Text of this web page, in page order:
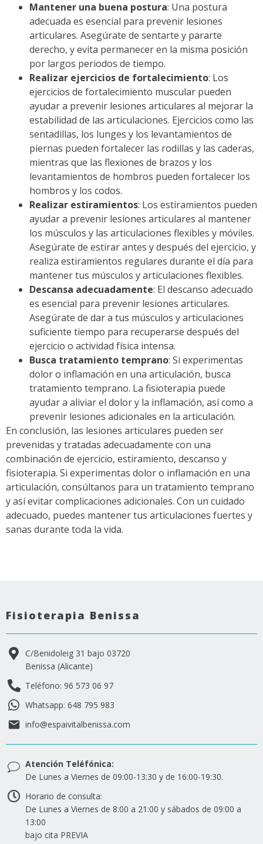
Mantener una buena postura: Una postura
adecuada es esencial para prevenir lesiones
articulares. Asegúrate de sentarte y pararte
derecho, y evita permanecer en la misma posición
por largos periodos de tiempo.
Realizar ejercicios de fortalecimiento: Los
ejercicios de fortalecimiento muscular pueden
ayudar a prevenir lesiones articulares al mejorar la
estabilidad de las articulaciones. Ejercicios como las
sentadillas, los lunges y los levantamientos de
piernas pueden fortalecer las rodillas y las caderas,
mientras que las flexiones de brazos y los
levantamientos de hombros pueden fortalecer los
hombros y los codos.
Realizar estiramientos: Los estiramientos pueden
ayudar a prevenir lesiones articulares al mantener
los músculos y las articulaciones flexibles y móviles.
Asegúrate de estirar antes y después del ejercicio, y
realiza estiramientos regulares durante el día para
mantener tus músculos y articulaciones flexibles.
Descansa adecuadamente: El descanso adecuado
es esencial para prevenir lesiones articulares.
Asegúrate de dar a tus músculos y articulaciones
suficiente tiempo para recuperarse después del
ejercicio o actividad física intensa.
Busca tratamiento temprano: Si experimentas
dolor o inflamación en una articulación, busca
tratamiento temprano. La fisioterapia puede
ayudar a aliviar el dolor y la inflamación, así como a
prevenir lesiones adicionales en la articulación.
En conclusión, las lesiones articulares pueden ser
prevenidas y tratadas adecuadamente con una
combinación de ejercicio, estiramiento, descanso y
fisioterapia. Si experimentas dolor o inflamación en una
articulación, consúltanos para un tratamiento temprano
y así evitar complicaciones adicionales. Con un cuidado
adecuado, puedes mantener tus articulaciones fuertes y
sanas durante toda la vida.
Fisioterapia Benissa
C/Benidoleig 31 bajo 03720
Benissa (Alicante)
Teléfono: 96 573 06 97
Whatsapp: 648 795 983
info@espaivitalbenissa.com
Atención Teléfónica:
De Lunes a Viernes de 09:00-13:30 y de 16:00-19:30.
Horario de consulta:
De Lunes a Viernes de 8:00 a 21:00 y sábados de 09:00 a
13:00
bajo cita PREVIA